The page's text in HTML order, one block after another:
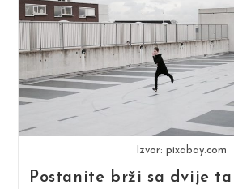
Izvor: pixabay.com
Postanite brži sa dvije